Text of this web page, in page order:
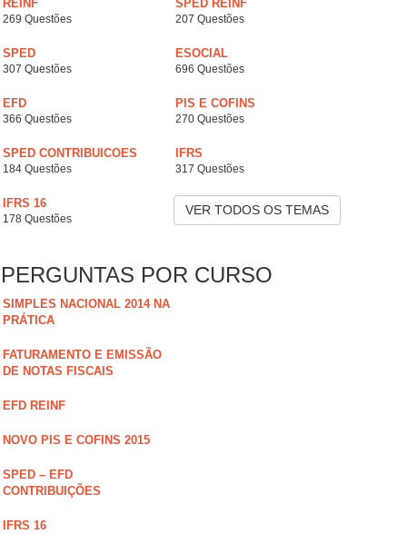
REINF
269 Questões
SPED REINF
207 Questões
SPED
307 Questões
ESOCIAL
696 Questões
EFD
366 Questões
PIS E COFINS
270 Questões
SPED CONTRIBUICOES
184 Questões
IFRS
317 Questões
IFRS 16
178 Questões
VER TODOS OS TEMAS
PERGUNTAS POR CURSO
SIMPLES NACIONAL 2014 NA
PRÁTICA
FATURAMENTO E EMISSÃO
DE NOTAS FISCAIS
EFD REINF
NOVO PIS E COFINS 2015
SPED – EFD
CONTRIBUIÇÕES
IFRS 16